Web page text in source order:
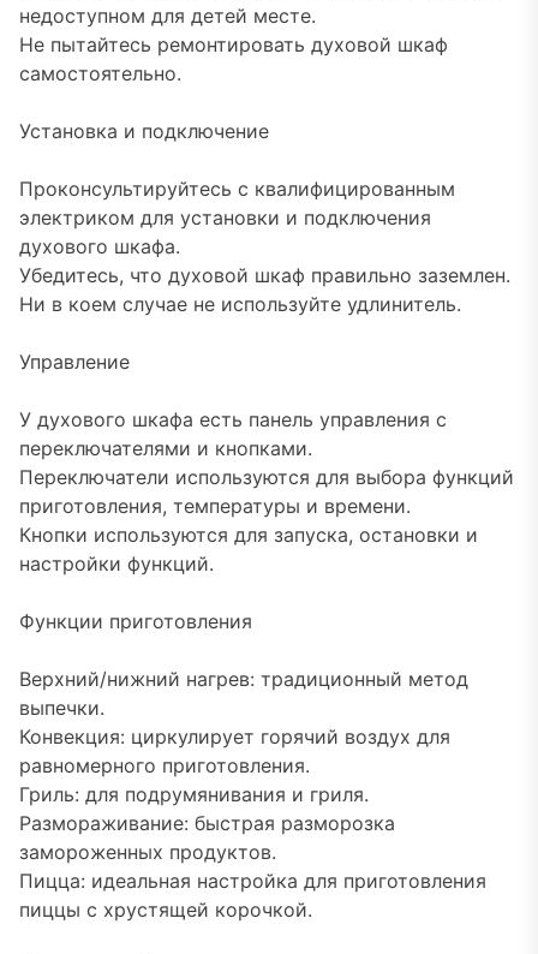
недоступном для детей месте.
Не пытайтесь ремонтировать духовой шкаф
самостоятельно.
Установка и подключение
Проконсультируйтесь с квалифицированным
электриком для установки и подключения
духового шкафа.
Убедитесь, что духовой шкаф правильно заземлен.
Ни в коем случае не используйте удлинитель.
Управление
У духового шкафа есть панель управления с
переключателями и кнопками.
Переключатели используются для выбора функций
приготовления, температуры и времени.
Кнопки используются для запуска, остановки и
настройки функций.
Функции приготовления
Верхний/нижний нагрев: традиционный метод
выпечки.
Конвекция: циркулирует горячий воздух для
равномерного приготовления.
Гриль: для подрумянивания и гриля.
Размораживание: быстрая разморозка
замороженных продуктов.
Пицца: идеальная настройка для приготовления
пиццы с хрустящей корочкой.